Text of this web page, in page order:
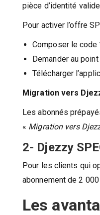
pièce d’identité
Pour activer l’offre
Composer le code
Demander au
Télécharger
Migration vers
Les abonnés
« Migration vers
2- Djezzy
Pour les clients qui
abonnement de 2
Les